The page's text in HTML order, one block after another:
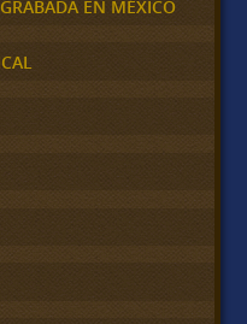
EN MÉXICO